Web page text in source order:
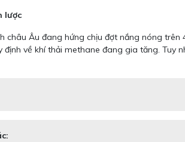
lược
châu Âu đang hứng chịu đợt nắng nóng
định về khí thải methane đang gia tăng. Tuy